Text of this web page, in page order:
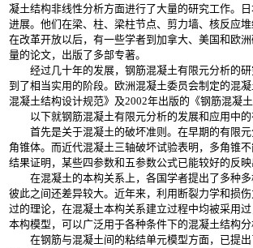
凝土结构非线性分析方面进行了大量的研究工作。
进展。他们在梁、柱、梁柱节点、剪力墙、核反应
在改革开放以后，有一些学者到加拿大、美国和欧
量的论文，出版了多部专著。
经过几十年的发展，钢筋混凝土有限元分析的研
到了相当实用的阶段。欧洲混凝土委员会制定的混
混凝土结构设计规范》及2002年出版的《钢筋混凝
以下就钢筋混凝土有限元分析的发展和应用中的
首先是关于混凝土的破坏准则。在早期的有限元
角锥体。而近代混凝土三轴破坏试验表明，多角锥
结果证明，某些四参数和五参数公式已能较好的反
在混凝土的本构关系上，各国学者提出了多种多
彼此之间还差异较大。近年来，利用断裂力学和损
过的理论，在混凝土本构关系建立过程中均被采用
本构模型，可以广泛用于各种条件下的混凝土结构
在钢筋与混凝土间的粘结单元模型方面，已提出